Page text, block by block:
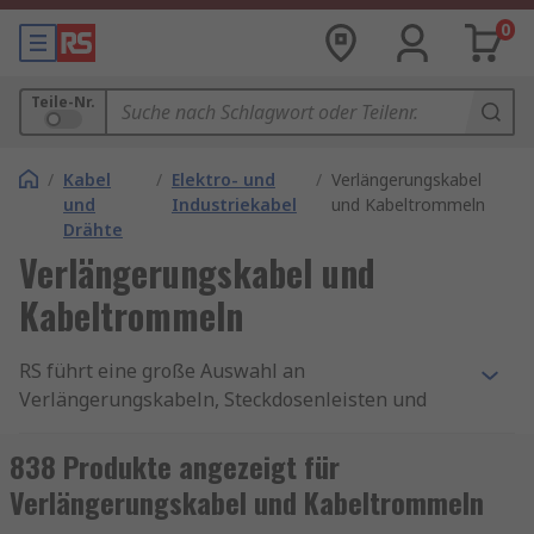
0
Teile-Nr.
/ Kabel
und
Drähte
/ Elektro- und
Industriekabel
/ Verlängerungskabel
und Kabeltrommeln
Verlängerungskabel und
Kabeltrommeln
RS führt eine große Auswahl an
Verlängerungskabeln, Steckdosenleisten und
Marken wiebrennenstuhl,ABL Sursum
Schneider Electric,Kopp,Legrandsowie
unserer hauseigenen professionellen Marke.
838 Produkte angezeigt für
Verlängerungskabel und Kabeltrommeln